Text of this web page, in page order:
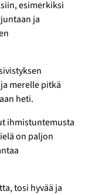
esimerkiksi
ja
merelle pitkä
heti.
ihmistuntemusta
on paljon
tosi hyvää ja